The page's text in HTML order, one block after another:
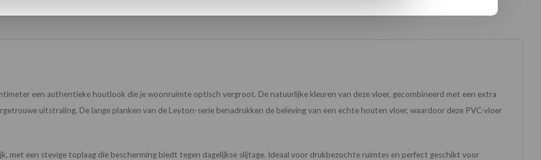
een authentieke houtlook die je woonruimte optisch vergroot. De natuurlijke kleuren van deze vloer, gecombineerd met een extra
uitstraling. De lange planken van de Leyton-serie benadrukken de beleving van een echte houten vloer, waardoor deze PVC-vloer
met een stevige toplaag die bescherming biedt tegen dagelijkse slijtage. Ideaal voor drukbezochte ruimtes en perfect geschikt voor